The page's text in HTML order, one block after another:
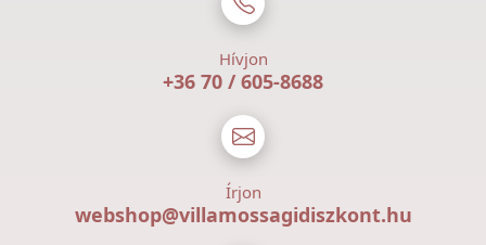
Hívjon
+36 70 / 605-8688
Írjon
webshop@villamossagidiszkont.hu